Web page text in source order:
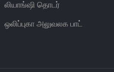
லியாங்ஷி தொடர்
ஒலிப்புகா அலுவலக பாட்